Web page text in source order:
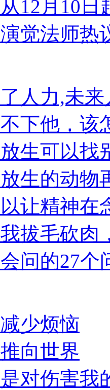
12月10日
觉法师热
人力,未
下他，该
生可以找
生的动物
让精神在
拔毛砍肉
问的27个
少烦恼
向世界
对伤害我